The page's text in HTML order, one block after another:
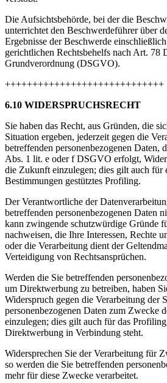
Die Aufsichtsbehörde, bei der die
unterrichtet den Beschwerdeführer über
Ergebnisse der Beschwerde
gerichtlichen Rechtsbehelfs nach Art. 78
Grundverordnung (DSGVO).
+++++++++++++++++++++++++++++
6.10 WIDERSPRUCHSRECHT
Sie haben das Recht, aus Gründen, die
Situation ergeben, jederzeit gegen die
betreffenden personenbezogenen Daten,
Abs. 1 lit. e oder f DSGVO erfolgt,
die Zukunft einzulegen; dies gilt auch für
Bestimmungen gestütztes Profiling.
Der Verantwortliche der
betreffenden personenbezogenen Daten
kann zwingende schutzwürdige Gründe
nachweisen, die Ihre Interessen, Rechte
oder die Verarbeitung dient der
Verteidigung von Rechtsansprüchen.
Werden die Sie betreffenden
um Direktwerbung zu betreiben, haben
Widerspruch gegen die Verarbeitung der
personenbezogenen Daten zum Zwecke
einzulegen; dies gilt auch für das
Direktwerbung in Verbindung steht.
Widersprechen Sie der Verarbeitung für
so werden die Sie betreffenden
mehr für diese Zwecke verarbeitet.